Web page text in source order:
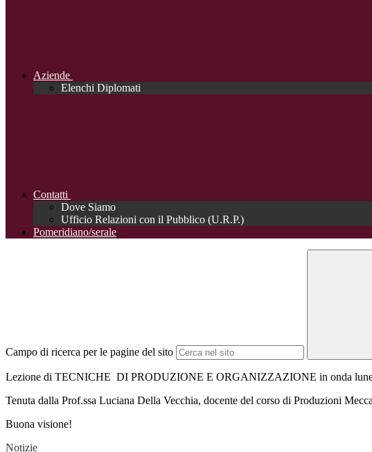
Aziende
Elenchi Diplomati
Contatti
Dove Siamo
Ufficio Relazioni con il Pubblico (U.R.P.)
Pomeridiano/serale
Campo di ricerca per le pagine del sito
Lezione di TECNICHE DI PRODUZIONE E ORGANIZZAZIONE in onda
Tenuta dalla Prof.ssa Luciana Della Vecchia, docente del corso di Produzioni
Buona visione!
Notizie